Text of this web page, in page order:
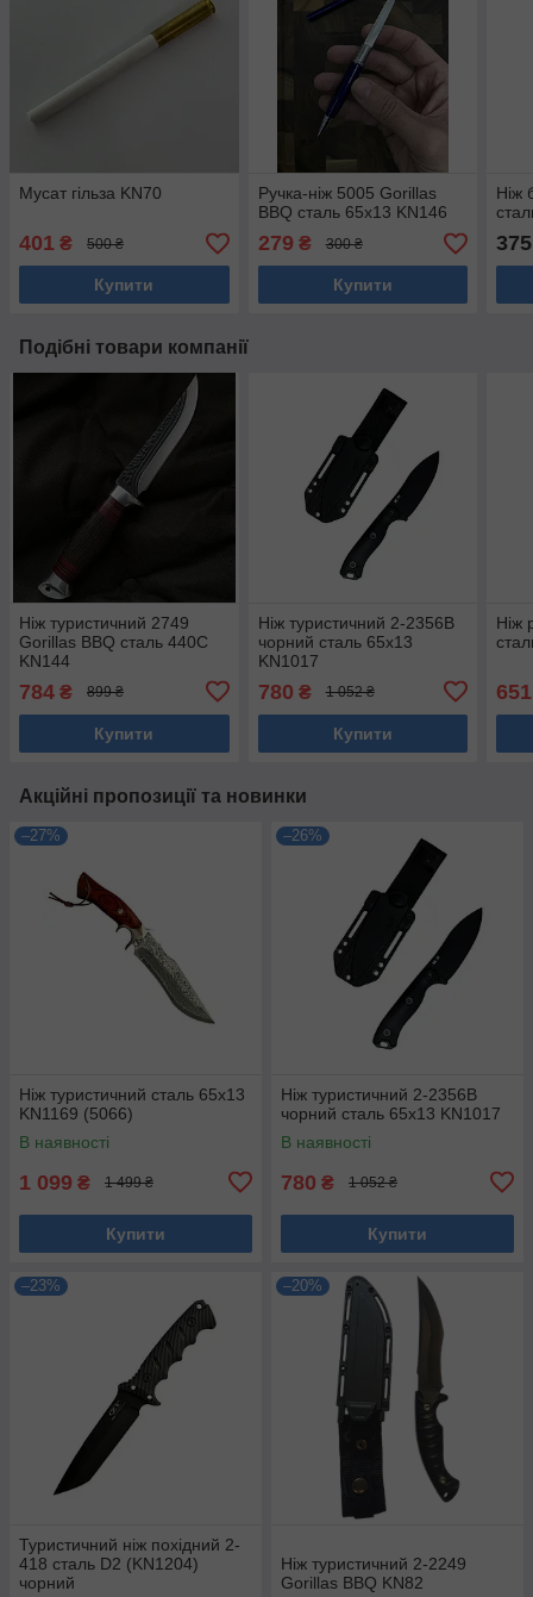
Мусат гільза KN70
401 ₴ 500 ₴
Купити
Ручка-ніж 5005 Gorillas
BBQ сталь 65х13 KN146
279 ₴ 300 ₴
Купити
Ніж
375
Подібні товари компанії
Ніж туристичний 2749
Gorillas BBQ сталь 440С
KN144
784 ₴ 899 ₴
Купити
Ніж туристичний 2-2356В
чорний сталь 65х13
KN1017
780 ₴ 1 052 ₴
Купити
Ніж
651
Акційні пропозиції та новинки
–27%
Ніж туристичний сталь 65х13
KN1169 (5066)
В наявності
1 099 ₴ 1 499 ₴
Купити
–26%
Ніж туристичний 2-2356В
чорний сталь 65х13 KN1017
В наявності
780 ₴ 1 052 ₴
Купити
–23%
Туристичний ніж похідний 2-
418 сталь D2 (KN1204)
чорний
–20%
Ніж туристичний 2-2249
Gorillas BBQ KN82